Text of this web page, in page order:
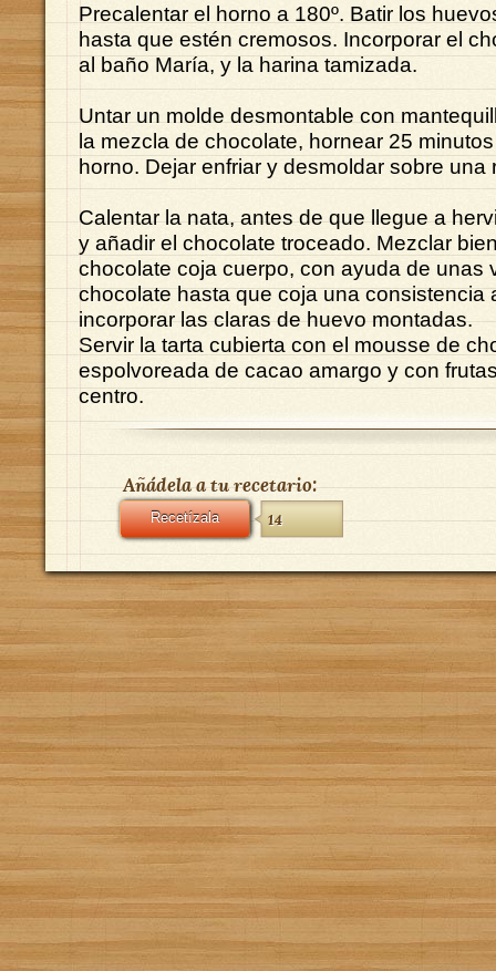
Precalentar el horno a 180º. Batir los
hasta que estén cremosos. Incorporar el
al baño María, y la harina tamizada.
Untar un molde desmontable con
la mezcla de chocolate, hornear 25
horno. Dejar enfriar y desmoldar sobre una
Calentar la nata, antes de que llegue a
y añadir el chocolate troceado. Mezclar
chocolate coja cuerpo, con ayuda de unas
chocolate hasta que coja una consistencia
incorporar las claras de huevo montadas.
Servir la tarta cubierta con el mousse de
espolvoreada de cacao amargo y con
centro.
Añádela a tu recetario:
Recetízala 14